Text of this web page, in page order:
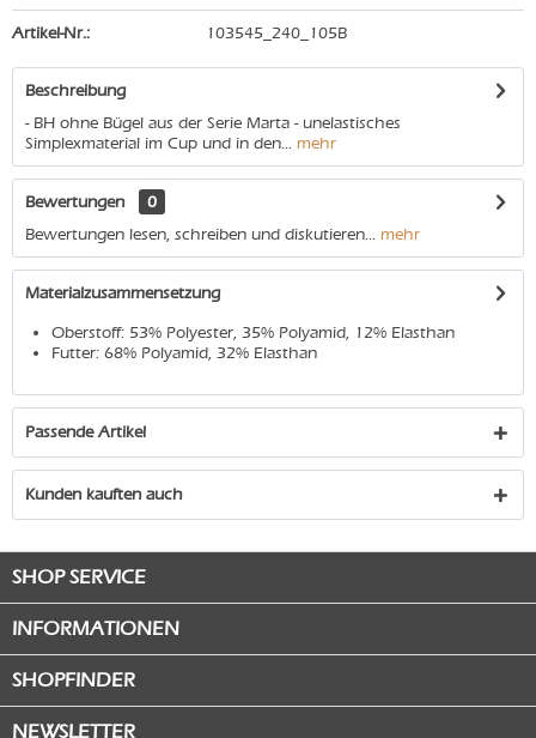
Artikel-Nr.: 103545_240_105B
Beschreibung
- BH ohne Bügel aus der Serie Marta - unelastisches
Simplexmaterial im Cup und in den... mehr
Bewertungen
0
Bewertungen lesen, schreiben und diskutieren... mehr
Materialzusammensetzung
Oberstoff: 53% Polyester, 35% Polyamid, 12% Elasthan
Futter: 68% Polyamid, 32% Elasthan
Passende Artikel
Kunden kauften auch
SHOP SERVICE
INFORMATIONEN
SHOPFINDER
NEWSLETTER